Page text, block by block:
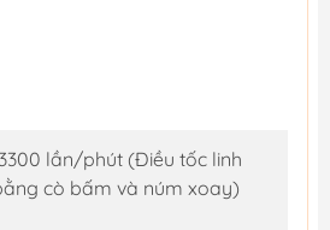
lần/phút (Điều tốc linh
cò bấm và núm xoay)